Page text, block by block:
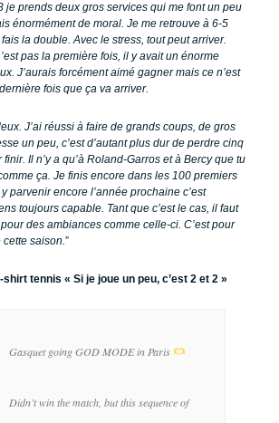
je prends deux gros services qui me font un peu
énormément de moral. Je me retrouve à 6-5
la double. Avec le stress, tout peut arriver.
pas la première fois, il y avait un énorme
J’aurais forcément aimé gagner mais ce n’est
fois que ça va arriver.
J’ai réussi à faire de grands coups, de gros
un peu, c’est d’autant plus dur de perdre cinq
Il n’y a qu’à Roland-Garros et à Bercy que tu
ça. Je finis encore dans les 100 premiers
parvenir encore l’année prochaine c’est
toujours capable. Tant que c’est le cas, il faut
des ambiances comme celle-ci. C’est pour
cette saison.”
shirt tennis « Si je joue un peu, c’est 2 et 2 »
Gasquet going GOD MODE in Paris
Didn’t win the match, but this sequence of